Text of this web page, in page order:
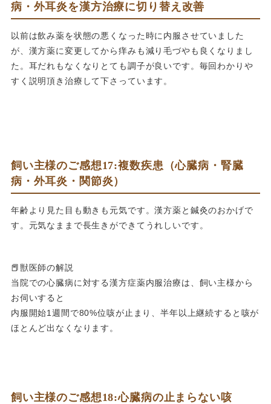
病・外耳炎を漢方治療に切り替え改善
以前は飲み薬を状態の悪くなった時に内服させていました
が、漢方薬に変更してから痒みも減り毛づやも良くなりまし
た。耳だれもなくなりとても調子が良いです。毎回わかりや
すく説明頂き治療して下さっています。
飼い主様のご感想17:複数疾患（心臓病・腎臓
病・外耳炎・関節炎）
年齢より見た目も動きも元気です。漢方薬と鍼灸のおかげで
す。元気なままで長生きができてうれしいです。
📕獣医師の解説
当院での心臓病に対する漢方症薬内服治療は、飼い主様から
お伺いすると
内服開始1週間で80%位咳が止まり、半年以上継続すると咳が
ほとんど出なくなります。
飼い主様のご感想18:心臓病の止まらない咳